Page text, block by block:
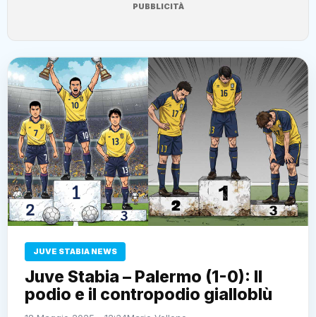
PUBBLICITÀ
JUVE STABIA NEWS
Juve Stabia – Palermo (1-0): Il
podio e il contropodio gialloblù